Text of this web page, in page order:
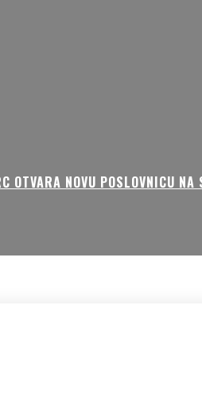
OTVARA NOVU POSLOVNICU NA